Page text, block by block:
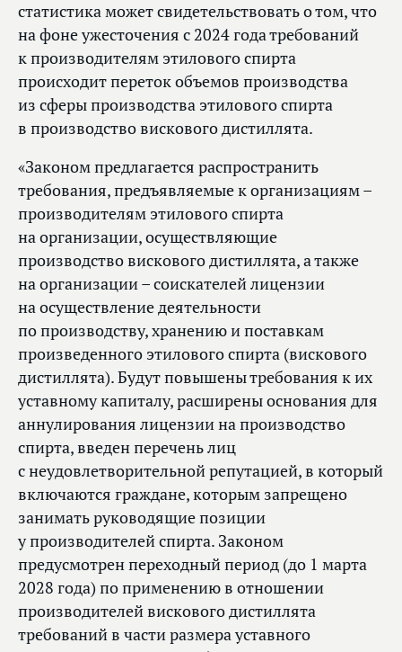
статистика может свидетельствовать о том, что
на фоне ужесточения с 2024 года требований
к производителям этилового спирта
происходит переток объемов производства
из сферы производства этилового спирта
в производство вискового дистиллята.
«Законом предлагается распространить
требования, предъявляемые к организациям –
производителям этилового спирта
на организации, осуществляющие
производство вискового дистиллята, а также
на организации – соискателей лицензии
на осуществление деятельности
по производству, хранению и поставкам
произведенного этилового спирта (вискового
дистиллята). Будут повышены требования к их
уставному капиталу, расширены основания для
аннулирования лицензии на производство
спирта, введен перечень лиц
с неудовлетворительной репутацией, в который
включаются граждане, которым запрещено
занимать руководящие позиции
у производителей спирта. Законом
предусмотрен переходный период (до 1 марта
2028 года) по применению в отношении
производителей вискового дистиллята
требований в части размера уставного